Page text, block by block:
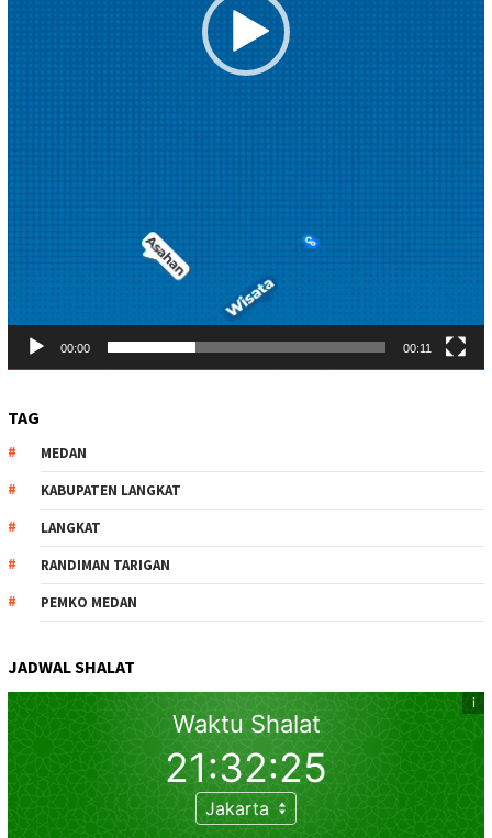
00:00 00:11
TAG
MEDAN
KABUPATEN LANGKAT
LANGKAT
RANDIMAN TARIGAN
PEMKO MEDAN
JADWAL SHALAT